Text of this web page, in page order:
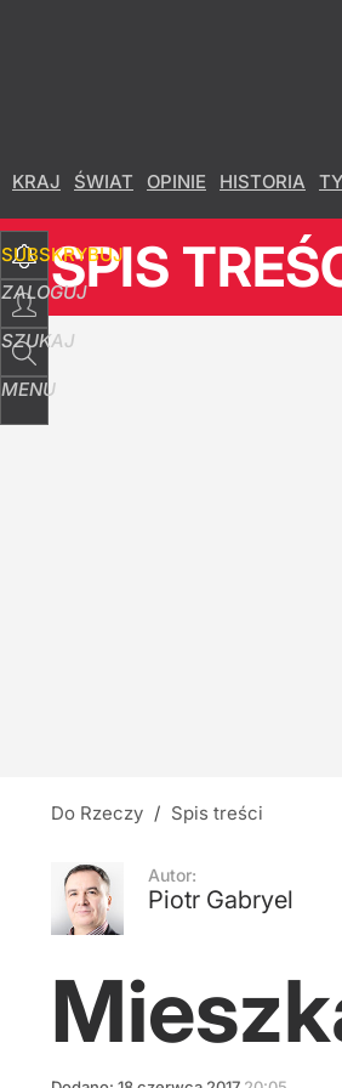
KRAJ ŚWIAT OPINIE HISTORIA
SUBSKRYBUJ
ZALOGUJ
SZUKAJ
MENU
SPIS
Do Rzeczy / Spis treści
Autor:
Piotr Gabryel